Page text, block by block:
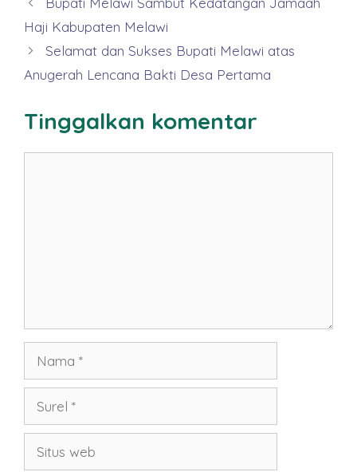
Haji Kabupaten Melawi
Selamat dan Sukses Bupati Melawi atas
Anugerah Lencana Bakti Desa Pertama
Tinggalkan komentar
web